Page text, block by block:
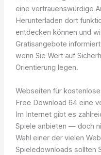
eine vertrauenswürdige
Herunterladen dort
entdecken können und
Gratisangebote
wenn Sie Wert auf
Orientierung legen.
Webseiten für
Free Download 64 eine
Im Internet gibt es
Spiele anbieten — doch
Wahl einer der vielen
Spieledownloads sollten